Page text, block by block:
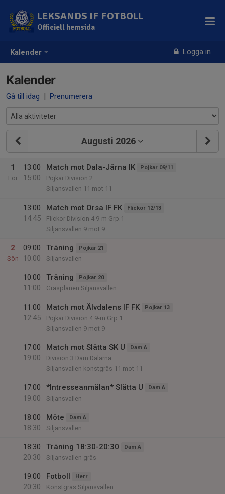
Kalender Logga in
LEKSANDS IF FOTBOLL
Officiell hemsida
Kalender
Gå till idag | Prenumerera
Augusti 2026
1
Lör
13:00
15:00
Match mot Dala-Järna IK Pojkar 09/11
Pojkar Division 2
Siljansvallen 11 mot 11
13:00
14:45
Match mot Orsa IF FK Flickor 12/13
Flickor Division 4 9-m Grp.1
Siljansvallen 9 mot 9
2
Sön
09:00
10:00
Träning Pojkar 21
Siljansvallen
10:00
11:00
Träning Pojkar 20
Gräsplanen Siljansvallen
11:00
12:45
Match mot Älvdalens IF FK Pojkar 13
Pojkar Division 4 9-m Grp.1
Siljansvallen 9 mot 9
17:00
19:00
Match mot Slätta SK U Dam A
Division 3 Dam Dalarna
Siljansvallen konstgräs 11 mot 11
17:00
19:00
*Intresseanmälan* Slätta U Dam A
Siljansvallen
18:00
18:30
Möte Dam A
Siljansvallen
18:30
20:30
Träning 18:30-20:30 Dam A
Siljansvallen gräs
19:00
20:30
Fotboll Herr
Konstgräs Siljansvallen